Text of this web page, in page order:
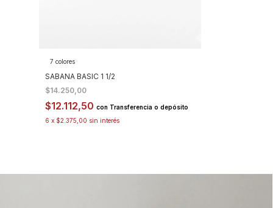
7 colores
SABANA BASIC 1 1/2
$14.250,00
$12.112,50 con Transferencia o depósito
6 x $2.375,00 sin interés